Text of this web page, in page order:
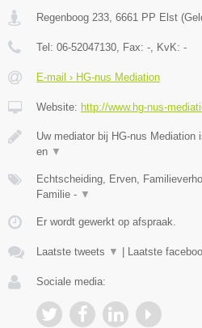
Regenboog 233 6661 PP Elst (
Tel: 06-52047130 , Fax: - , KvK: -
E-mail › HG-nus Mediation
Website: http://www.hg-nus-
Uw mediator bij HG-nus Mediation
en ▼
Echtscheiding, Erven,
Familie - ▼
Er wordt gewerkt op afspraak.
Laatste tweets ▼ | Laatste
Sociale media: